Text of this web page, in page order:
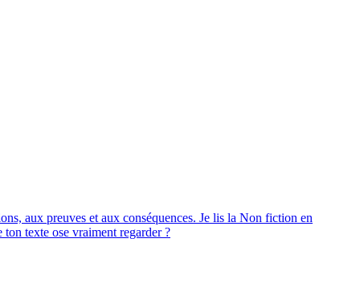
aux preuves et aux conséquences. Je lis la Non fiction en
ton texte ose vraiment regarder ?